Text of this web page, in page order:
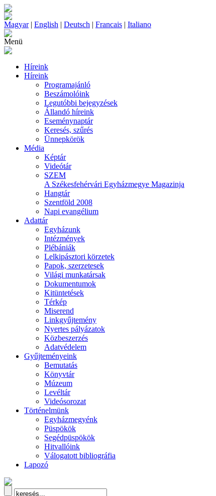
Magyar| English | Deutsch | Francais | Italiano
Menü
Híreink
Híreink
Programajánló
Beszámolóink
Legutóbbi bejegyzések
Állandó híreink
Eseménynaptár
Keresés, szűrés
Ünnepkörök
Média
Képtár
Videótár
SZEM
A Székesfehérvári Egyházmegye Magazinja
Hangtár
Szentföld 2008
Napi evangélium
Adattár
Egyházunk
Intézmények
Plébániák
Lelkipásztori körzetek
Papok, szerzetesek
Világi munkatársak
Dokumentumok
Kitüntetések
Térkép
Miserend
Linkgyűjtemény
Nyertes pályázatok
Közbeszerzés
Adatvédelem
Gyűjteményeink
Bemutatás
Könyvtár
Múzeum
Levéltár
Videósorozat
Történelmünk
Egyházmegyénk
Püspökök
Segédpüspökök
Hitvallóink
Válogatott bibliográfia
Lapozó